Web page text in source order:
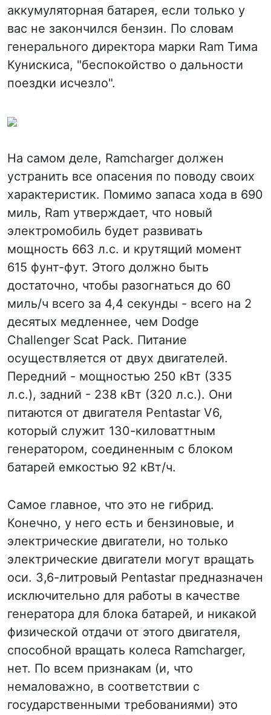
аккумуляторная батарея, если только у
вас не закончился бензин. По словам
генерального директора марки Ram Тима
Кунискиса, "беспокойство о дальности
поездки исчезло".
На самом деле, Ramcharger должен
устранить все опасения по поводу своих
характеристик. Помимо запаса хода в 690
миль, Ram утверждает, что новый
электромобиль будет развивать
мощность 663 л.с. и крутящий момент
615 фунт-фут. Этого должно быть
достаточно, чтобы разогнаться до 60
миль/ч всего за 4,4 секунды - всего на 2
десятых медленнее, чем Dodge
Challenger Scat Pack. Питание
осуществляется от двух двигателей.
Передний - мощностью 250 кВт (335
л.с.), задний - 238 кВт (320 л.с.). Они
питаются от двигателя Pentastar V6,
который служит 130-киловаттным
генератором, соединенным с блоком
батарей емкостью 92 кВт/ч.
Самое главное, что это не гибрид.
Конечно, у него есть и бензиновые, и
электрические двигатели, но только
электрические двигатели могут вращать
оси. 3,6-литровый Pentastar предназначен
исключительно для работы в качестве
генератора для блока батарей, и никакой
физической отдачи от этого двигателя,
способной вращать колеса Ramcharger,
нет. По всем признакам (и, что
немаловажно, в соответствии с
государственными требованиями) это